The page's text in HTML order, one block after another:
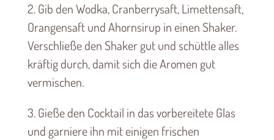
2. Gib den Wodka, Cranberrysaft, Limettensaft,
Orangensaft und Ahornsirup in einen Shaker.
Verschließe den Shaker gut und schüttle alles
kräftig durch, damit sich die Aromen gut
vermischen.
3. Gieße den Cocktail in das vorbereitete Glas
und garniere ihn mit einigen frischen